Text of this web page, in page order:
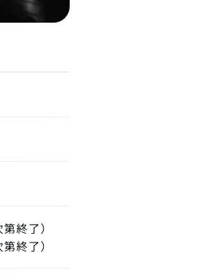
終了）
終了）